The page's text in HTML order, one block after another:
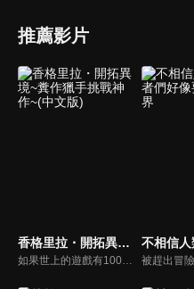
推薦影片
香格里拉・開拓異境~糞作獵手挑戰神作~(中文版)
如果世上的遊戲有100款神作，就有1000款糞作。這是深愛糞作也為糞作所鍾愛的男人「陽務樂郎」挑戰與糞作完全極端的神作「香格里拉．開拓異境」的故事。以每個人都有過的遊戲體驗描寫全新感覺的奇幻故事，讓沉浸在過去回憶的大人們＆活在先進科技中的年輕人。